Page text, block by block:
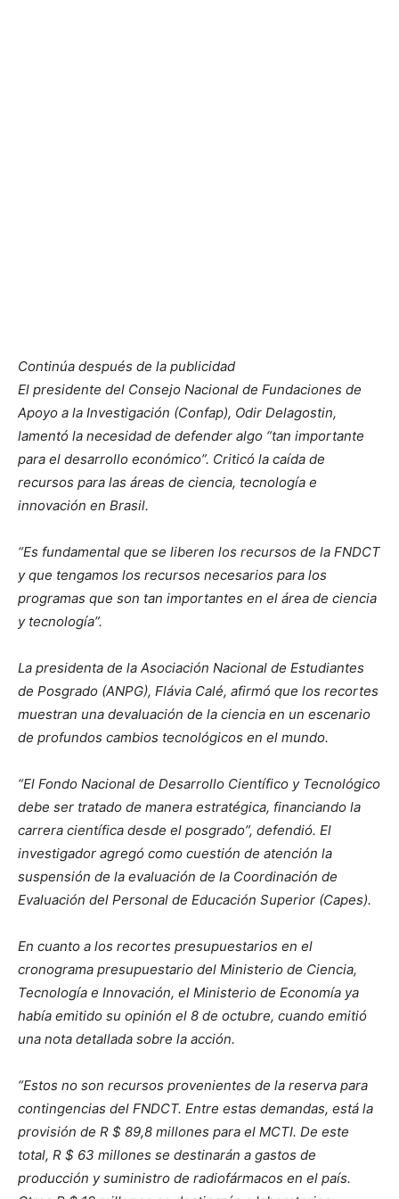
Continúa después de la publicidad
El presidente del Consejo Nacional de Fundaciones de
Apoyo a la Investigación (Confap), Odir Delagostin,
lamentó la necesidad de defender algo “tan importante
para el desarrollo económico”. Criticó la caída de
recursos para las áreas de ciencia, tecnología e
innovación en Brasil.
“Es fundamental que se liberen los recursos de la FNDCT
y que tengamos los recursos necesarios para los
programas que son tan importantes en el área de ciencia
y tecnología”.
La presidenta de la Asociación Nacional de Estudiantes
de Posgrado (ANPG), Flávia Calé, afirmó que los recortes
muestran una devaluación de la ciencia en un escenario
de profundos cambios tecnológicos en el mundo.
“El Fondo Nacional de Desarrollo Científico y Tecnológico
debe ser tratado de manera estratégica, financiando la
carrera científica desde el posgrado”, defendió. El
investigador agregó como cuestión de atención la
suspensión de la evaluación de la Coordinación de
Evaluación del Personal de Educación Superior (Capes).
En cuanto a los recortes presupuestarios en el
cronograma presupuestario del Ministerio de Ciencia,
Tecnología e Innovación, el Ministerio de Economía ya
había emitido su opinión el 8 de octubre, cuando emitió
una nota detallada sobre la acción.
“Estos no son recursos provenientes de la reserva para
contingencias del FNDCT. Entre estas demandas, está la
provisión de R $ 89,8 millones para el MCTI. De este
total, R $ 63 millones se destinarán a gastos de
producción y suministro de radiofármacos en el país.